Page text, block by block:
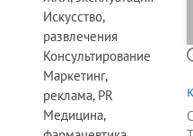
Искусство,
развлечения
Консультирование
Маркетинг,
реклама, PR
Медицина,